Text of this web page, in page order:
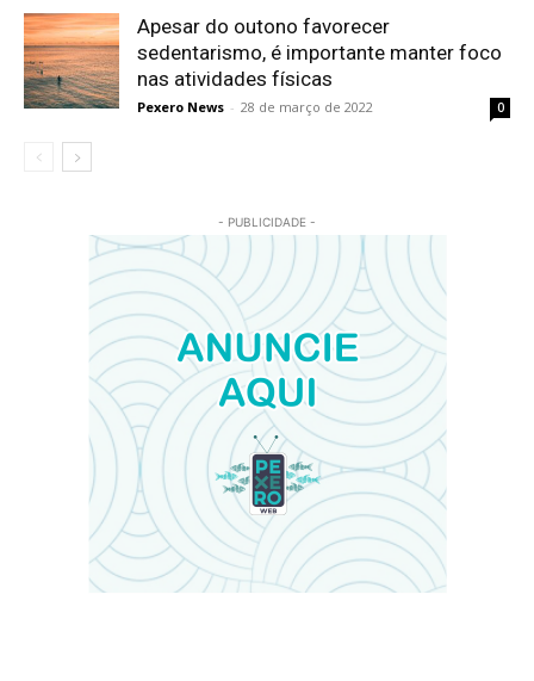
Apesar do outono favorecer
sedentarismo, é importante manter foco
nas atividades físicas
Pexero News - 28 de março de 2022 0
- PUBLICIDADE -